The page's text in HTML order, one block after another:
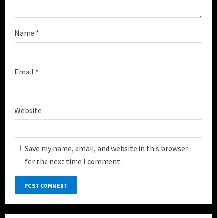
Name *
Email *
Website
Save my name, email, and website in this browser
for the next time I comment.